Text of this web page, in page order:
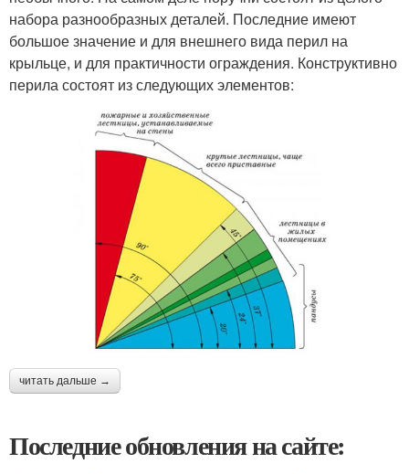
набора разнообразных деталей. Последние имеют
большое значение и для внешнего вида перил на
крыльце, и для практичности ограждения. Конструктивно
перила состоят из следующих элементов:
читать дальше →
Последние обновления на сайте: